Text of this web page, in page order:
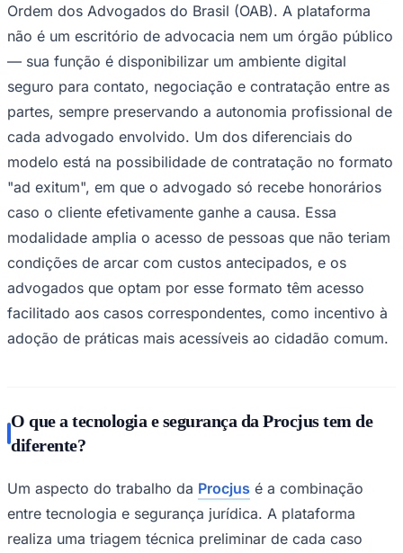
Ordem dos Advogados do Brasil (OAB). A plataforma
não é um escritório de advocacia nem um órgão público
— sua função é disponibilizar um ambiente digital
seguro para contato, negociação e contratação entre as
partes, sempre preservando a autonomia profissional de
cada advogado envolvido. Um dos diferenciais do
modelo está na possibilidade de contratação no formato
"ad exitum", em que o advogado só recebe honorários
caso o cliente efetivamente ganhe a causa. Essa
modalidade amplia o acesso de pessoas que não teriam
condições de arcar com custos antecipados, e os
advogados que optam por esse formato têm acesso
facilitado aos casos correspondentes, como incentivo à
adoção de práticas mais acessíveis ao cidadão comum.
O que a tecnologia e segurança da Procjus tem de
diferente?
Um aspecto do trabalho da Procjus é a combinação
entre tecnologia e segurança jurídica. A plataforma
realiza uma triagem técnica preliminar de cada caso